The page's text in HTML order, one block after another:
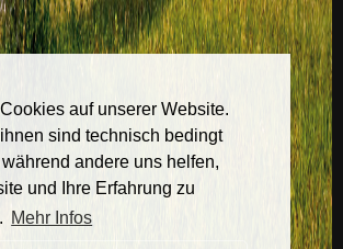
auf unserer Website.
sind technisch bedingt
andere uns helfen,
und Ihre Erfahrung zu
Mehr Infos